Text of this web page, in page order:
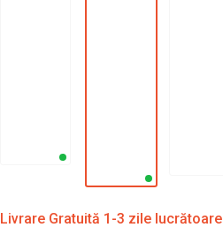
Livrare Gratuită 1-3 zile lucrătoare